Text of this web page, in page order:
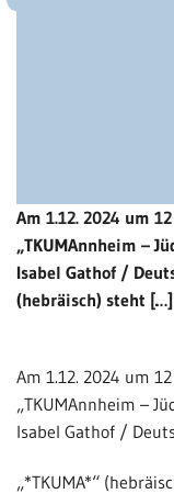
Am 1.12. 2024 um
„TKUMAnnheim –
Isabel Gathof /
(hebräisch) steht […]
Am 1.12. 2024 um
„TKUMAnnheim –
Isabel Gathof /
„*TKUMA*“